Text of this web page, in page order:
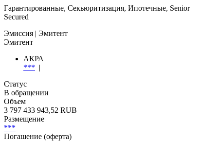
Скачать
В буфер обмена
Гарантированные, Секьюритизация, Ипотечные, Senior
Эмиссия | Эмитент
АКРА
***
Статус
В обращении
Объем